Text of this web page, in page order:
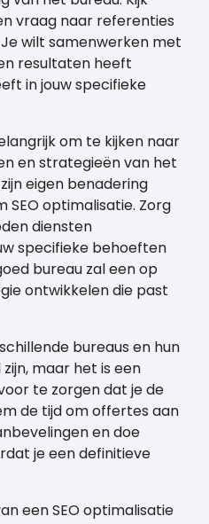
vraag naar referenties
wilt samenwerken met
resultaten heeft
in jouw specifieke
om te kijken naar
en strategieën van het
eigen benadering
optimalisatie. Zorg
diensten
specifieke behoeften
bureau zal een op
ontwikkelen die past
bureaus en hun
maar het is een
te zorgen dat je de
de tijd om offertes aan
en doe
je een definitieve
een SEO optimalisatie